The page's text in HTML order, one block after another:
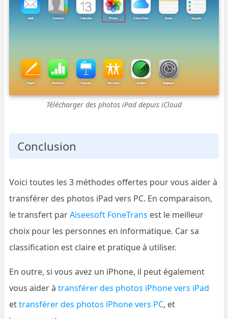
Télécharger des photos iPad depuis iCloud
Conclusion
Voici toutes les 3 méthodes offertes pour vous aider à
transférer des photos iPad vers PC. En comparaison,
le transfert parAiseesoft FoneTrans est le meilleur
choix pour les personnes en informatique. Car sa
classification est claire et pratique à utiliser.
En outre, si vous avez un iPhone, il peut également
vous aider àtransférer des photos iPhone vers iPad
ettransférer des photos iPhone vers PC, et